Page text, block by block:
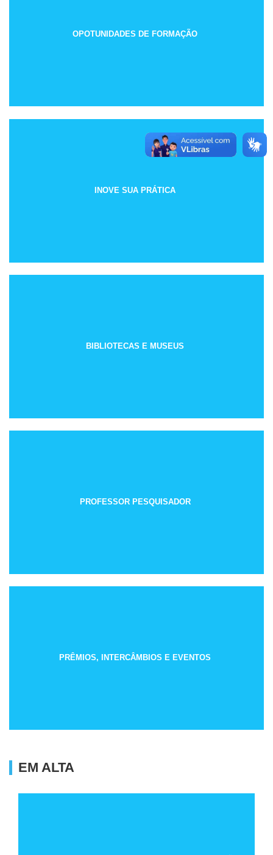
OPOTUNIDADES DE FORMAÇÃO
INOVE SUA PRÁTICA
BIBLIOTECAS E MUSEUS
PROFESSOR PESQUISADOR
PRÊMIOS, INTERCÂMBIOS E EVENTOS
EM ALTA